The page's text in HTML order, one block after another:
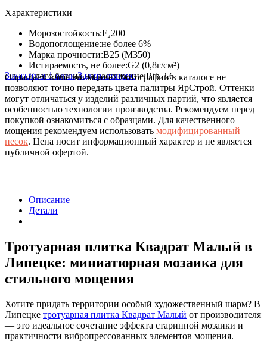
Характеристики
Морозостойкость:F₂200
Водопоглощение:не более 6%
Марка прочности:В25 (М350)
Истираемость, не более:G2 (0,8г/см²)
Класс бетона на растяжение:Btb 3.6
Заказать в 1 клик Задать вопрос
Обращаем ваше внимание!Фотографии в каталоге не
позволяют точно передать цвета палитры ЯрСтрой. Оттенки
могут отличаться у изделий различных партий, что является
особенностью технологии производства. Рекомендуем перед
покупкой ознакомиться с образцами. Для качественного
мощения рекомендуем использовать модифицированный
песок. Цена носит информационный характер и не является
публичной офертой.
Описание
Детали
Тротуарная плитка Квадрат Малый в
Липецке: миниатюрная мозаика для
стильного мощения
Хотите придать территории особый художественный шарм? В
Липецке тротуарная плитка Квадрат Малый от производителя
— это идеальное сочетание эффекта старинной мозаики и
практичности вибропрессованных элементов мощения.